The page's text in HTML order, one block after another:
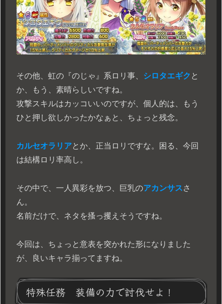
その他、虹の『のじゃ』系ロリ事、 シロタエギク と
か、もう、素晴らしいですね。
攻撃スキルはカッコいいのですが、個人的は、もう
ひと押し欲しかったかなぁと、ちょっと残念。
カルセオラリアとか、正当ロリですな。困る、今回
は結構ロリ率高し。
その中で、一人異彩を放つ、巨乳のアカンサスさ
ん。
名前だけで、ネタを搔っ攫えそうですね。
今回は、ちょっと意表を突かれた形になりました
が、良いキャラ揃ってますね。
特殊任務 装備の力で討伐せよ！